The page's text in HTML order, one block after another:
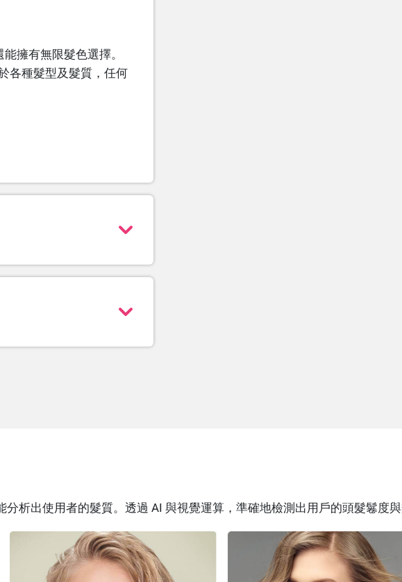
擁有無限髮色選擇。
各種髮型及髮質，任何
析出使用者的髮質。透過 AI 與視覺運算，準確地檢測出用戶的頭髮鬈度